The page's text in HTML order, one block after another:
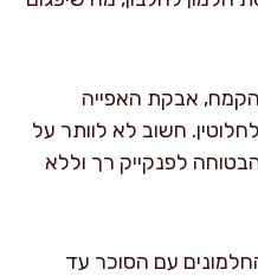
אבקת האפייה
חשוב לא לוותר על
לפנקייק רך וללא
עם הסוכר עד